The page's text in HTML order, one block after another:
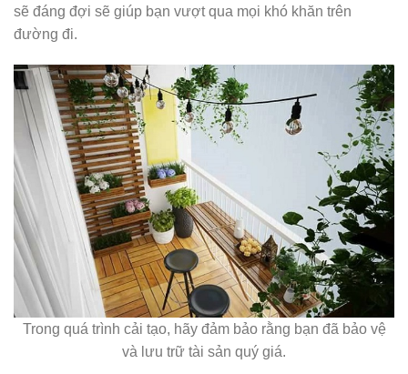
sẽ đáng đợi sẽ giúp bạn vượt qua mọi khó khăn trên
đường đi.
Trong quá trình cải tạo, hãy đảm bảo rằng bạn đã bảo vệ
và lưu trữ tài sản quý giá.